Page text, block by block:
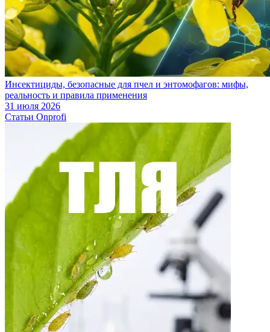
Инсектициды, безопасные для пчел и энтомофагов: мифы,
реальность и правила применения
31 июля 2026
Статьи Onprofi